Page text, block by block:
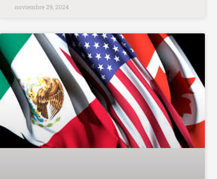
noviembre 29, 2024